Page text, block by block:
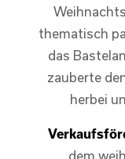
thematisch
das
zauberte
herbei